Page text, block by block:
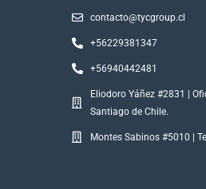
contacto@tycgroup.cl
+56229381347
+56940442481
Eliodoro Yáñez #2831 |
Santiago de Chile.
Montes Sabinos #5010 |